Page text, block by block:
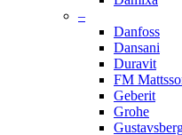
–
Danfoss
Dansani
Duravit
FM
Geberit
Grohe